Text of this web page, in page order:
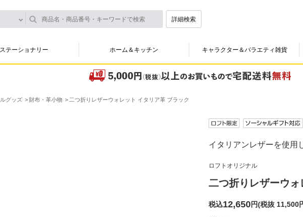
詳細検索
ステーショナリー ホーム＆キッチン キャラクター＆バラエティ雑貨
グッズ 財布・革小物 二つ折りレザーウォレット イタリア革 ブラック
イタリアンレザーを使用
ロフトオリジナル
二つ折りレザーウ
税込12,650円(税抜 11,500